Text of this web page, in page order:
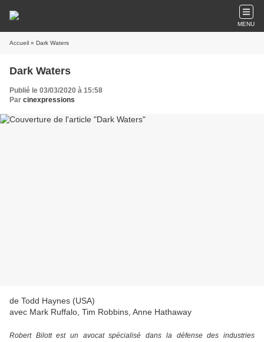
MENU
Accueil » Dark Waters
Dark Waters
Publié le 03/03/2020 à 15:58
Par cinexpressions
de Todd Haynes (USA)
avec Mark Ruffalo, Tim Robbins, Anne Hathaway
Robert Bilott est un avocat spécialisé dans la défense des industries